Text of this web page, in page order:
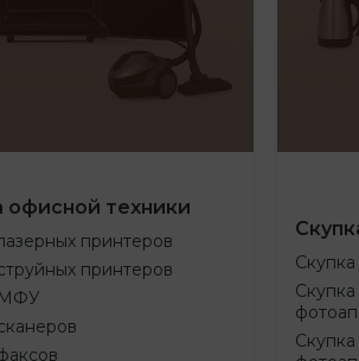
офисной техники
принтеров
принтеров
МФУ